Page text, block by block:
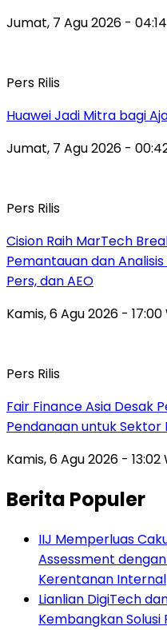
Jumat, 7 Agu 2026 -
Pers Rilis
Huawei Jadi Mitra bagi
Jumat, 7 Agu 2026 -
Pers Rilis
Cision Raih MarTech
Pemantauan dan
Pers, dan AEO
Kamis, 6 Agu 2026 - 17:00
Pers Rilis
Fair Finance Asia Desak
Pendanaan untuk Sektor
Kamis, 6 Agu 2026 - 13:02
Berita Populer
IIJ Memperluas
Assessment
Kerentanan Internal
Lianlian DigiTech
Kembangkan